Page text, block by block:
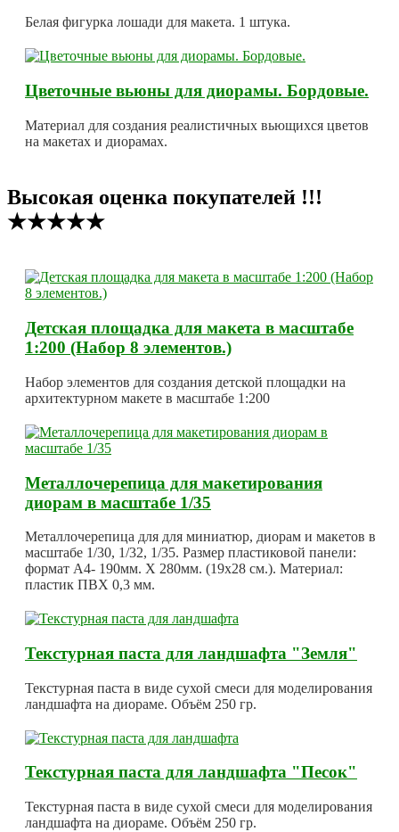
Белая фигурка лошади для макета. 1 штука.
Цветочные вьюны для диорамы. Бордовые.
Материал для создания реалистичных вьющихся цветов
на макетах и диорамах.
Высокая оценка покупателей !!!
★★★★★
Детская площадка для макета в масштабе
1:200 (Набор 8 элементов.)
Набор элементов для создания детской площадки на
архитектурном макете в масштабе 1:200
Металлочерепица для макетирования
диорам в масштабе 1/35
Металлочерепица для для миниатюр, диорам и макетов в
масштабе 1/30, 1/32, 1/35. Размер пластиковой панели:
формат А4- 190мм. Х 280мм. (19х28 см.). Материал:
пластик ПВХ 0,3 мм.
Текстурная паста для ландшафта "Земля"
Текстурная паста в виде сухой смеси для моделирования
ландшафта на диораме. Объём 250 гр.
Текстурная паста для ландшафта "Песок"
Текстурная паста в виде сухой смеси для моделирования
ландшафта на диораме. Объём 250 гр.